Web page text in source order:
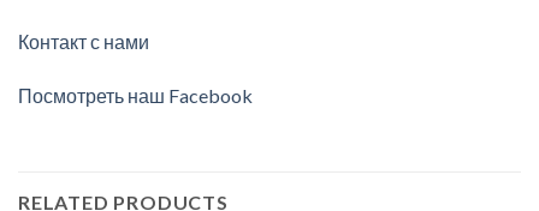
Контакт с нами
Посмотреть наш Facebook
RELATED PRODUCTS